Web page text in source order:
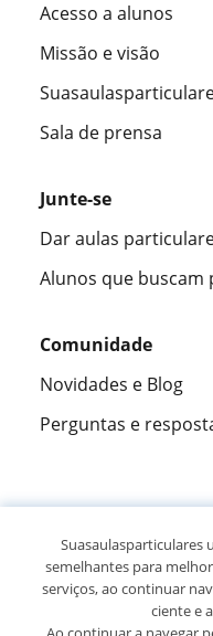
Acesso a alunos
Missão e visão
Sala de prensa
Junte-se
Dar aulas
Alunos que buscam
Comunidade
Novidades e Blog
Perguntas e
305883
Suasaulasparticulares
semelhantes para
serviços, ao continuar
ciente e